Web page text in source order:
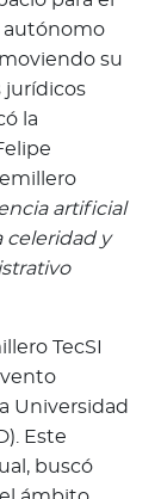
autónomo
su
jurídicos
la
artificial
celeridad y
TecSI
Universidad
Este
buscó